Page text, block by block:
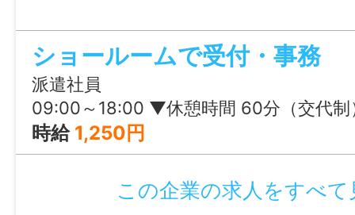
追加で支給
情報公開日
2026/06/22 00:00
ショールームで受付・事務
派遣社員
09:00～18:00 ▼休憩時間 60分（交代制） ▼残業時
時給 1,250円
この企業の求人をすべて